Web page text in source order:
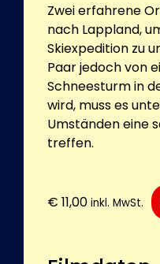
Zwei erfahrene
nach Lappland,
Skiexpedition zu
Paar jedoch von
Schneesturm in
wird, muss es
Umständen eine
treffen.
€ 11,00 inkl. MwSt.